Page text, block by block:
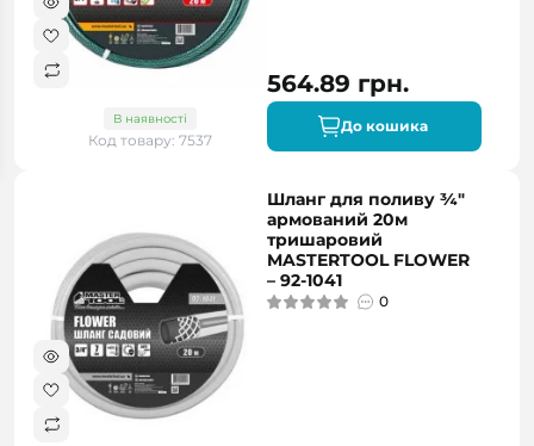
В наявності
Код товару: 7537
564.89 грн.
До кошика
Шланг для поливу ¾"
армований 20м
тришаровий
MASTERTOOL FLOWER
– 92-1041
0